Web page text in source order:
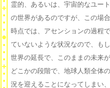
霊的、あるいは、宇宙的なユー
の世界があるのですが、この場
時点では、アセンションの過程
ていないような状況なので、も
世界の延長で、このままの未来
どこかの段階で、地球人類全体
況を迎えることになってしまい